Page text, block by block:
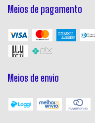
Meios de pagamento
Meios de envio